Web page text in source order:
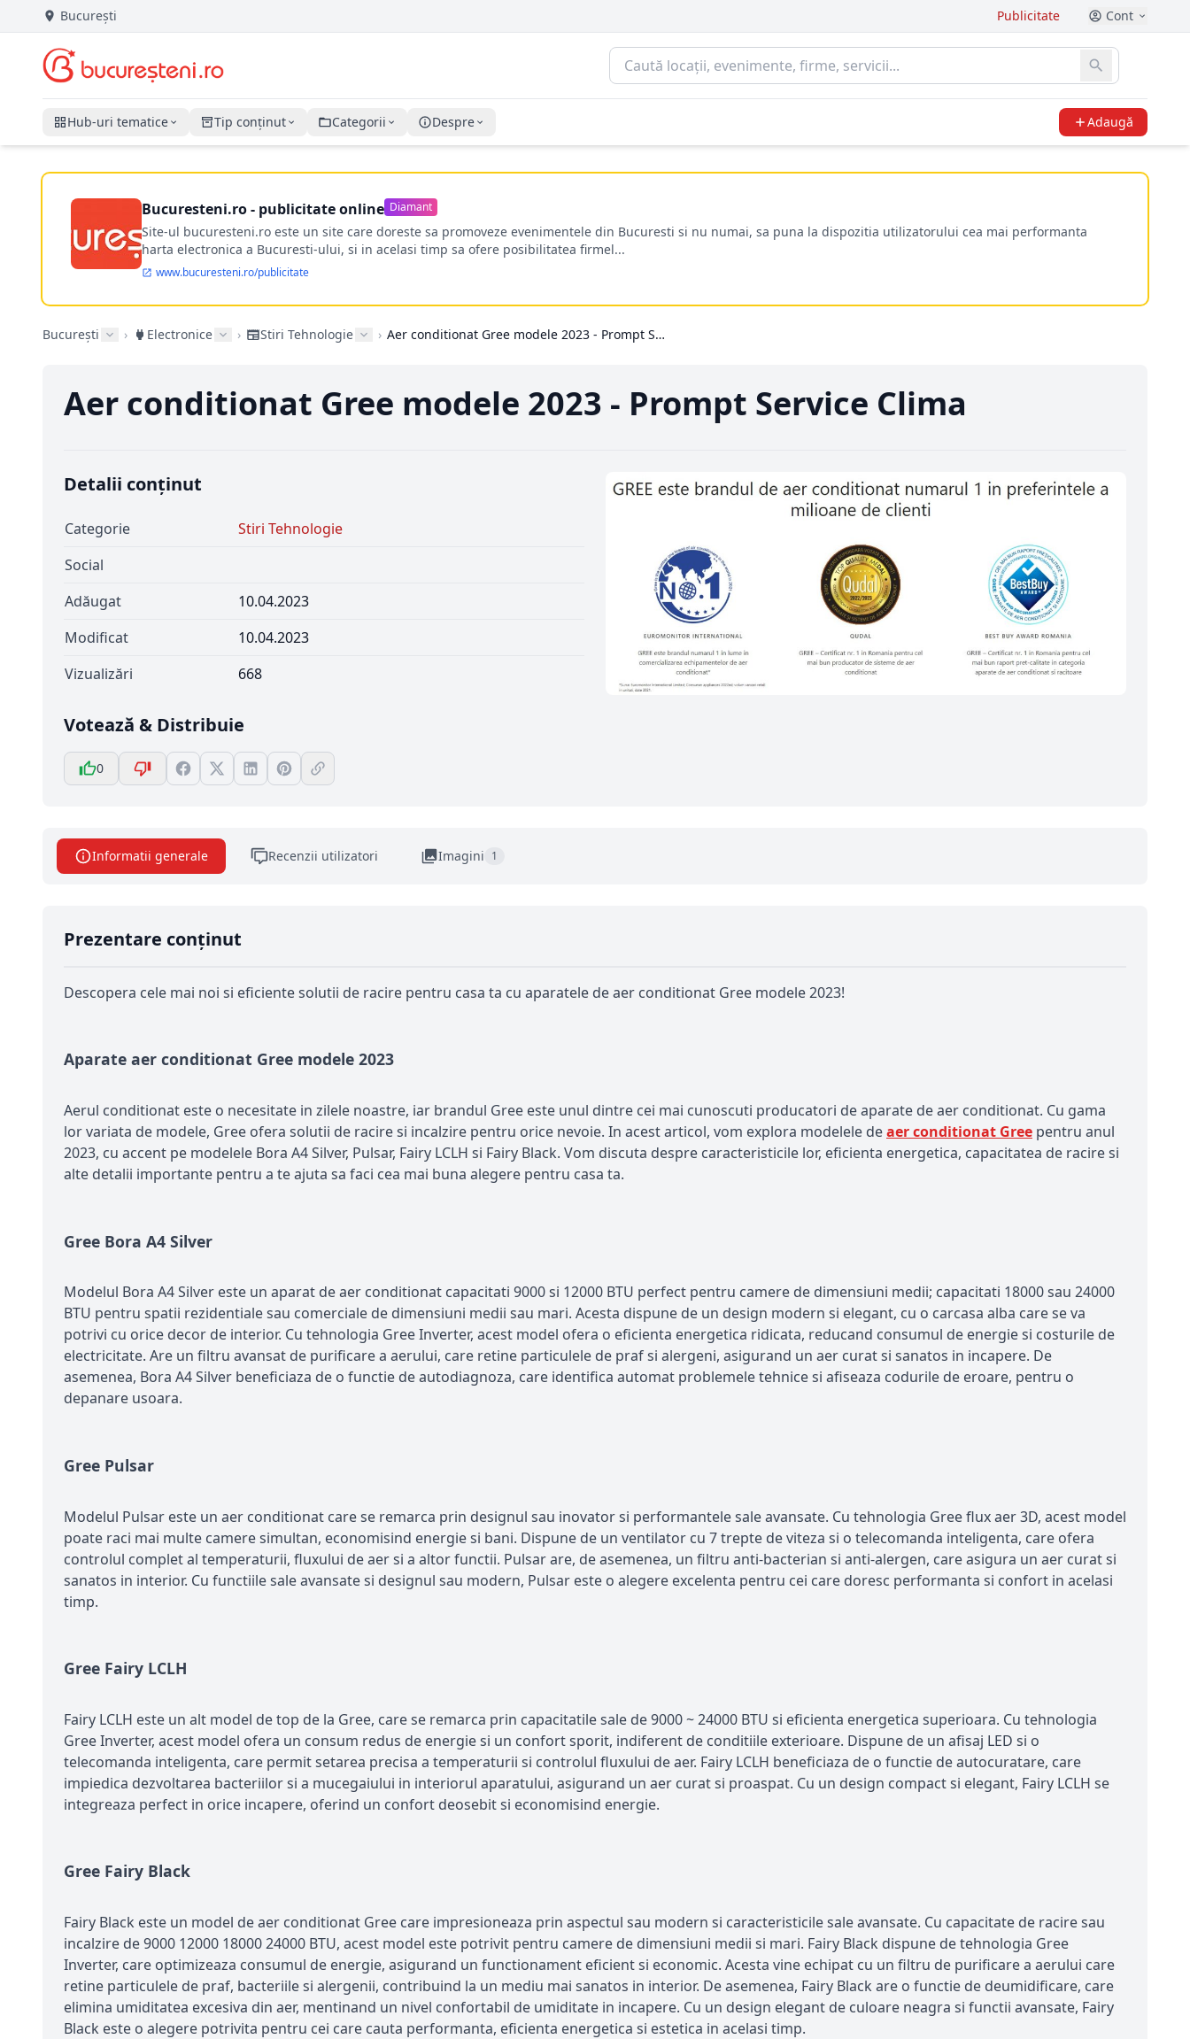
București Publicitate Cont
Hub-uri tematice Tip conținut Categorii Despre Adaugă
Bucuresteni.ro - publicitate online Diamant
Site-ul bucuresteni.ro este un site care doreste sa promoveze evenimentele din Bucuresti si nu numai, sa puna la dispozitia utilizatorului cea mai performanta
harta electronica a Bucuresti-ului, si in acelasi timp sa ofere posibilitatea firmel...
www.bucuresteni.ro/publicitate
București › Electronice › Stiri Tehnologie › Aer conditionat Gree modele 2023 - Prompt Service Clima
Aer conditionat Gree modele 2023 - Prompt Service Clima
Detalii conținut
Categorie
Stiri Tehnologie
Social
Adăugat
10.04.2023
Modificat
10.04.2023
Vizualizări
668
Votează & Distribuie
0
Informatii generale Recenzii utilizatori Imagini 1
Prezentare conținut
Descopera cele mai noi si eficiente solutii de racire pentru casa ta cu aparatele de aer conditionat Gree modele 2023!
Aparate aer conditionat Gree modele 2023
Aerul conditionat este o necesitate in zilele noastre, iar brandul Gree este unul dintre cei mai cunoscuti producatori de aparate de aer conditionat. Cu gama
lor variata de modele, Gree ofera solutii de racire si incalzire pentru orice nevoie. In acest articol, vom explora modelele deaer conditionat Gree pentru anul
2023, cu accent pe modelele Bora A4 Silver, Pulsar, Fairy LCLH si Fairy Black. Vom discuta despre caracteristicile lor, eficienta energetica, capacitatea de racire si
alte detalii importante pentru a te ajuta sa faci cea mai buna alegere pentru casa ta.
Gree Bora A4 Silver
Modelul Bora A4 Silver este un aparat de aer conditionat capacitati 9000 si 12000 BTU perfect pentru camere de dimensiuni medii; capacitati 18000 sau 24000
BTU pentru spatii rezidentiale sau comerciale de dimensiuni medii sau mari. Acesta dispune de un design modern si elegant, cu o carcasa alba care se va
potrivi cu orice decor de interior. Cu tehnologia Gree Inverter, acest model ofera o eficienta energetica ridicata, reducand consumul de energie si costurile de
electricitate. Are un filtru avansat de purificare a aerului, care retine particulele de praf si alergeni, asigurand un aer curat si sanatos in incapere. De
asemenea, Bora A4 Silver beneficiaza de o functie de autodiagnoza, care identifica automat problemele tehnice si afiseaza codurile de eroare, pentru o
depanare usoara.
Gree Pulsar
Modelul Pulsar este un aer conditionat care se remarca prin designul sau inovator si performantele sale avansate. Cu tehnologia Gree flux aer 3D, acest model
poate raci mai multe camere simultan, economisind energie si bani. Dispune de un ventilator cu 7 trepte de viteza si o telecomanda inteligenta, care ofera
controlul complet al temperaturii, fluxului de aer si a altor functii. Pulsar are, de asemenea, un filtru anti-bacterian si anti-alergen, care asigura un aer curat si
sanatos in interior. Cu functiile sale avansate si designul sau modern, Pulsar este o alegere excelenta pentru cei care doresc performanta si confort in acelasi
timp.
Gree Fairy LCLH
Fairy LCLH este un alt model de top de la Gree, care se remarca prin capacitatile sale de 9000 ~ 24000 BTU si eficienta energetica superioara. Cu tehnologia
Gree Inverter, acest model ofera un consum redus de energie si un confort sporit, indiferent de conditiile exterioare. Dispune de un afisaj LED si o
telecomanda inteligenta, care permit setarea precisa a temperaturii si controlul fluxului de aer. Fairy LCLH beneficiaza de o functie de autocuratare, care
impiedica dezvoltarea bacteriilor si a mucegaiului in interiorul aparatului, asigurand un aer curat si proaspat. Cu un design compact si elegant, Fairy LCLH se
integreaza perfect in orice incapere, oferind un confort deosebit si economisind energie.
Gree Fairy Black
Fairy Black este un model de aer conditionat Gree care impresioneaza prin aspectul sau modern si caracteristicile sale avansate. Cu capacitate de racire sau
incalzire de 9000 12000 18000 24000 BTU, acest model este potrivit pentru camere de dimensiuni medii si mari. Fairy Black dispune de tehnologia Gree
Inverter, care optimizeaza consumul de energie, asigurand un functionament eficient si economic. Acesta vine echipat cu un filtru de purificare a aerului care
retine particulele de praf, bacteriile si alergenii, contribuind la un mediu mai sanatos in interior. De asemenea, Fairy Black are o functie de deumidificare, care
elimina umiditatea excesiva din aer, mentinand un nivel confortabil de umiditate in incapere. Cu un design elegant de culoare neagra si functii avansate, Fairy
Black este o alegere potrivita pentru cei care cauta performanta, eficienta energetica si estetica in acelasi timp.